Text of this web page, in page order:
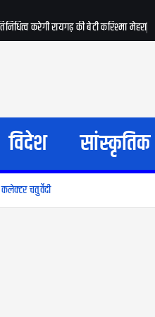
करेगी रायगढ़ की बेटी करिश्मा मेहरा
विदेश सांस्कृतिक
चतुर्वेदी